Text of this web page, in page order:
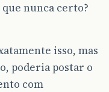
nunca certo?
isso, mas
poderia postar o
com